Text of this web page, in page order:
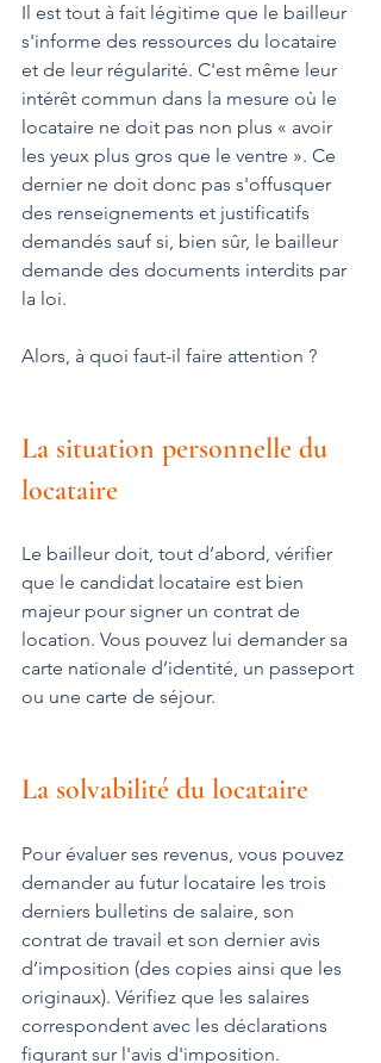
Il est tout à fait légitime que le bailleur
s'informe des ressources du locataire
et de leur régularité. C'est même leur
intérêt commun dans la mesure où le
locataire ne doit pas non plus « avoir
les yeux plus gros que le ventre ». Ce
dernier ne doit donc pas s'offusquer
des renseignements et justificatifs
demandés sauf si, bien sûr, le bailleur
demande des documents interdits par
la loi.
Alors, à quoi faut-il faire attention ?
La situation personnelle du
locataire
Le bailleur doit, tout d’abord, vérifier
que le candidat locataire est bien
majeur pour signer un contrat de
location. Vous pouvez lui demander sa
carte nationale d’identité, un passeport
ou une carte de séjour.
La solvabilité du locataire
Pour évaluer ses revenus, vous pouvez
demander au futur locataire les trois
derniers bulletins de salaire, son
contrat de travail et son dernier avis
d’imposition (des copies ainsi que les
originaux). Vérifiez que les salaires
correspondent avec les déclarations
figurant sur l'avis d'imposition.